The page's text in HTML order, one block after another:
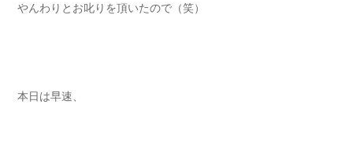
やんわりとお叱りを頂いたので（笑）
本日は早速、